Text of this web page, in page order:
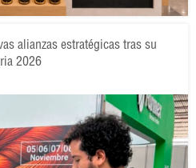
alianzas estratégicas tras su
2026